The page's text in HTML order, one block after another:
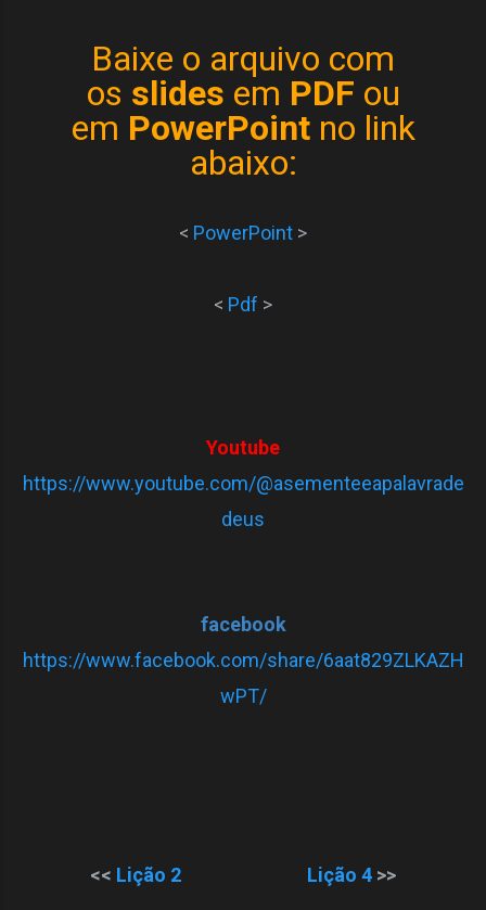
Baixe o arquivo com
os slides em PDF ou
em PowerPointno link
abaixo:
< PowerPoint >
< Pdf >
Youtube
https://www.youtube.com/@asementeeapalavrade
deus
facebook
https://www.facebook.com/share/6aat829ZLKAZH
wPT/
<< Lição 2 Lição 4 >>